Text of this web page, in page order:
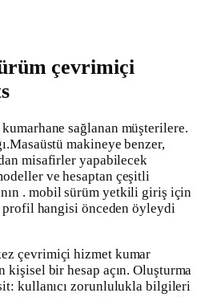
çevrimiçi
sağlanan müşterilere.
makineye benzer,
misafirler yapabilecek
ve hesaptan çeşitli
. mobil sürüm yetkili giriş için
hangisi önceden öyleydi
çevrimiçi hizmet kumar
bir hesap açın. Oluşturma
kullanıcı zorunlulukla bilgileri